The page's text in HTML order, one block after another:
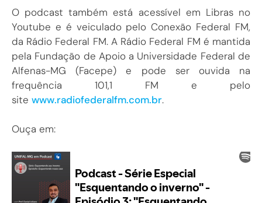
O podcast também está acessível em Libras no
Youtube e é veiculado pelo Conexão Federal FM,
da Rádio Federal FM. A Rádio Federal FM é mantida
pela Fundação de Apoio a Universidade Federal de
Alfenas-MG (Facepe) e pode ser ouvida na
frequência 101,1 FM e pelo
site www.radiofederalfm.com.br.
Ouça em: